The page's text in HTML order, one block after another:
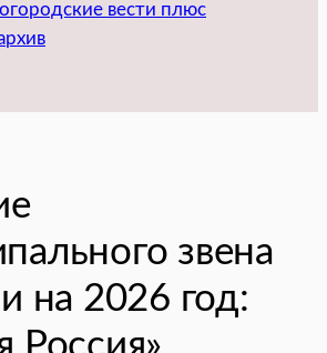
вести плюс
звена
на 2026 год: